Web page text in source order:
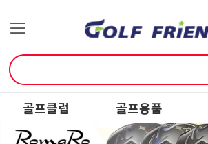
골프클럽 골프용품